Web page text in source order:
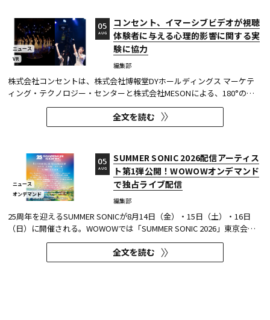
ニュース
VR
コンセント、イマーシブビデオが視聴
体験者に与える心理的影響に関する実
験に協力
編集部
05
AUG
株式会社コンセントは、株式会社博報堂DYホールディングス マーケテ
ィング・テクノロジー・センターと株式会社MESONによる、180°の視
野角のImmersive Video（以下、イマーシブビデオ）を実験刺激に用い
た心理実験に協力し、そのプレプリント論文が2026年6月8日にarXivで
公開された。 本実験は、イマーシブビデオの撮影距離が体験者の「そ...
全文を読む
ニュース
オンデマンド
SUMMER SONIC 2026配信アーティス
ト第1弾公開！WOWOWオンデマンド
で独占ライブ配信
編集部
05
AUG
25周年を迎えるSUMMER SONICが8月14日（金）・15日（土）・16日
（日）に開催される。WOWOWでは「SUMMER SONIC 2026」東京会場
のZOZOマリンスタジアムと幕張メッセから、マリンステージ、マウン
テンステージ、ソニックステージ、パシフィックステージの模様を、3
日間にわたりWOWOWオンデマンドで独占ライブ配信する。 今回、配信
全文を読む